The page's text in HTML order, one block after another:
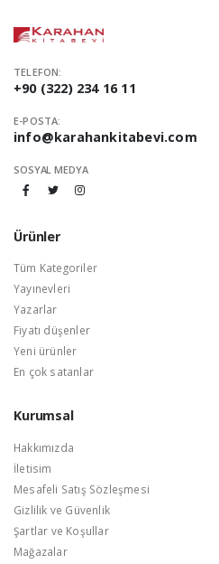
TELEFON:
+90 (322) 234 16 11
E-POSTA:
info@karahankitabevi.com
SOSYAL MEDYA
Ürünler
Tüm Kategoriler
Yayınevleri
Yazarlar
Fiyatı düşenler
Yeni ürünler
En çok satanlar
Kurumsal
Hakkımızda
İletisim
Mesafeli Satış Sözleşmesi
Gizlilik ve Güvenlik
Şartlar ve Koşullar
Mağazalar